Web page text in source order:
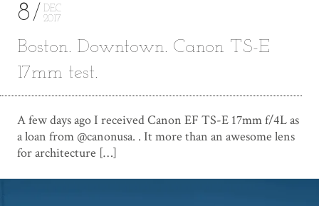
8
DEC
2017
Boston. Downtown. Canon TS-E
17mm test.
A few days ago I received Canon EF TS-E 17mm f/4L as
a loan from @canonusa. . It more than an awesome lens
for architecture […]